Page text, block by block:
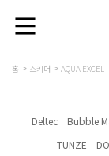
홈 스키머 AQUA EXCEL
Deltec Bubble
TUNZE
DO